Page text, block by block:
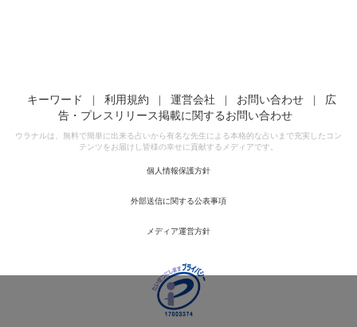
キーワード | 利用規約 | 運営会社 | お問い合わせ |
広
告・プレスリリース掲載に関するお問い合わせ
ウラナルは、無料で簡単に出来る占いから有名な先生による本格的な占いまで充実したコン
テンツをお届けし皆様の幸せに貢献するメディアです。
個人情報保護方針
外部送信に関する公表事項
メディア運営方針